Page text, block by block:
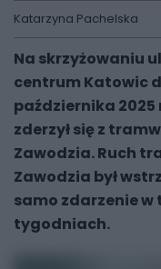
Katarzyna Pachelska
Na skrzyżowaniu
centrum Katowic
października
zderzył się z
Zawodzia. Ruch
Zawodzia był
samo zdarzenie
tygodniach.